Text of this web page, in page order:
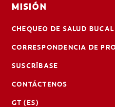
MISIÓN
CHEQUEO DE SALUD BUCAL
CORRESPONDENCIA DE
SUSCRÍBASE
CONTÁCTENOS
GT (ES)